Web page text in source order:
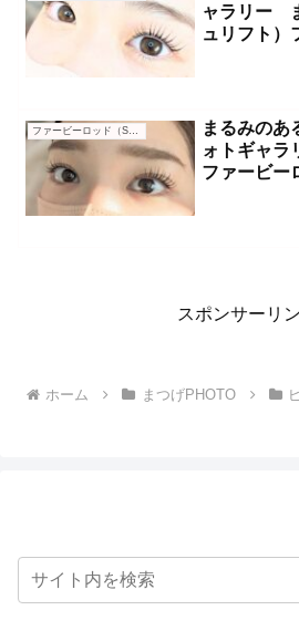
ャラリー
ュリフト）
ファービーロッド（S～L）
まるみの
ォトギャ
ファービー
スポンサーリ
ホーム まつげPHOTO